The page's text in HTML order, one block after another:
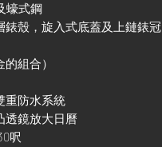
蠔式鋼
錶殼，旋入式底蓋及上鏈錶冠
組合）
重防水系統
透鏡放大日曆
呎